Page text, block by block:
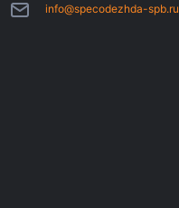
info@specodezhda-spb.ru